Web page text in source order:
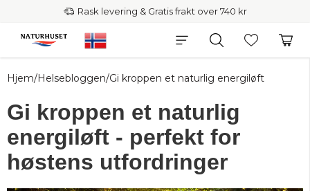
Rask levering & Gratis frakt over 740 kr
Hjem/Helsebloggen/Gi kroppen et naturlig energiløft
Gi kroppen et naturlig
energiløft - perfekt for
høstens utfordringer